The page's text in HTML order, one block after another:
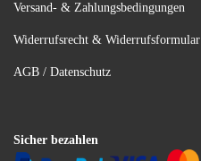
Versand- & Zahlungsbedingungen
Widerrufsrecht & Widerrufsformular
AGB / Datenschutz
Sicher bezahlen